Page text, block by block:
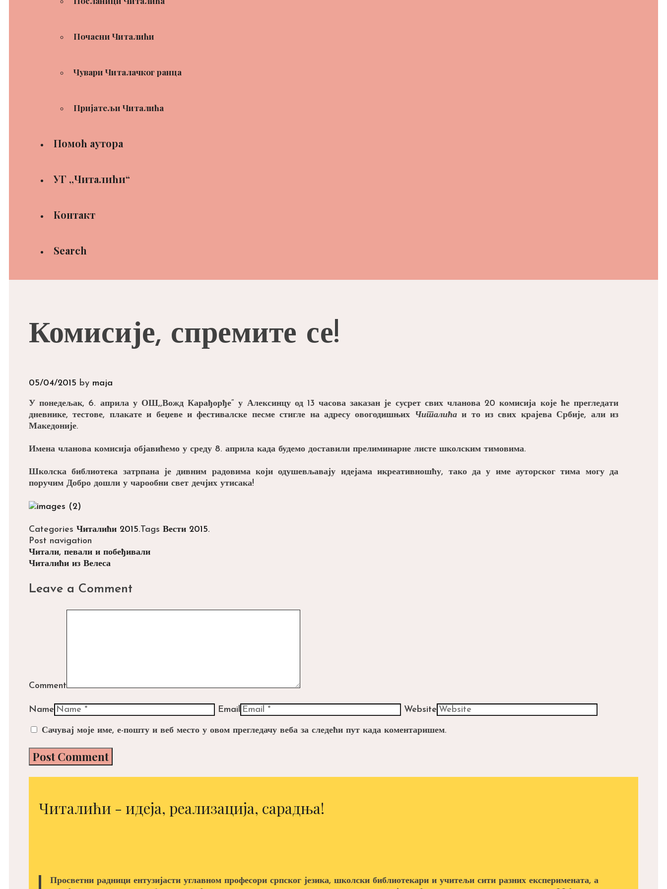
Почасни Читалићи
Чувари Читалачког ранца
Пријатељи Читалића
Помоћ аутора
УГ ,,Читалићи“
Контакт
Search
Комисије, спремите се!
05/04/2015 by maja
У понедељак, 6. априла у ОШ,,Вожд Карађорђе“ у Алексинцу од 13 часова заказан је сусрет свих чланова 20 комисија које ће прегледати
дневнике, тестове, плакате и беџеве и фестивалске песме стигле на адресу овогодишњих Читалићаи то из свих крајева Србије, али из
Македоније.
Имена чланова комисија објавићемо у среду 8. априла када будемо доставили прелиминарне листе школским тимовима.
Школска библиотека затрпана је дивним радовима који одушевљавају идејама икреативношћу, тако да у име ауторског тима могу да
поручим Добро дошли у чарообни свет дечјих утисака!
Categories Читалићи 2015. Tags Вести 2015.
Post navigation
Читали, певали и побеђивали
Читалићи из Велеса
Leave a Comment
Comment
Name Email Website
Сачувај моје име, е-пошту и веб место у овом прегледачу веба за следећи пут када коментаришем.
Читалићи - идеја, реализација, сарадња!
Просветни радници ентузијасти углавном професори српског језика, школски библиотекари и учитељи сити разних експеримената, а